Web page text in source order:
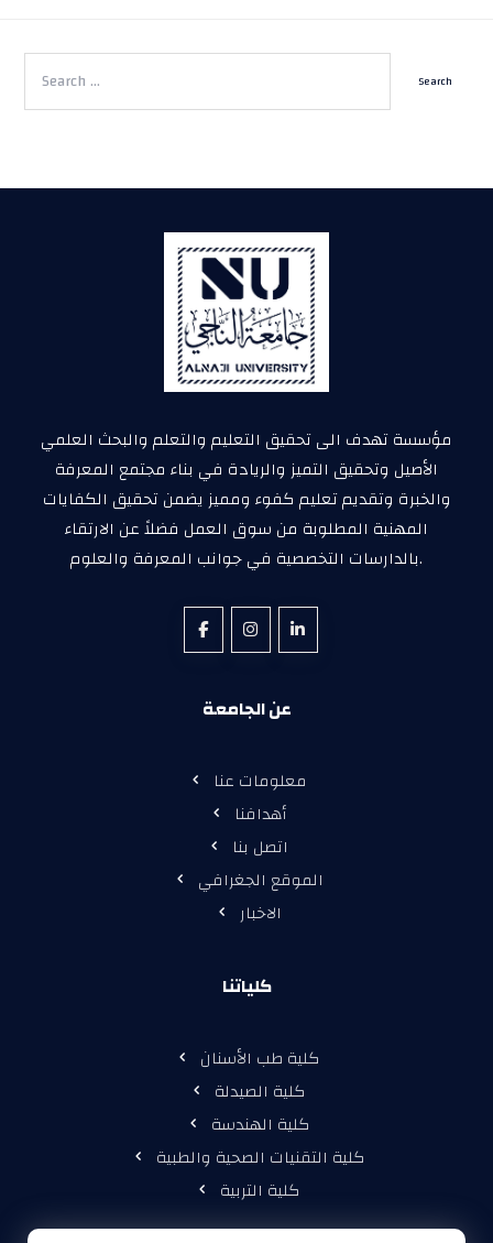
مؤسسة تهدف الى تحقيق التعليم والتعلم والبحث العلمي
الأصيل وتحقيق التميز والريادة في بناء مجتمع المعرفة
والخبرة وتقديم تعليم كفوء ومميز يضمن تحقيق الكفايات
المهنية المطلوبة من سوق العمل فضلاً عن الارتقاء
بالدارسات التخصصية في جوانب المعرفة والعلوم.
عن الجامعة
معلومات عنا
أهدافنا
اتصل بنا
الموقع الجغرافي
الاخبار
كلياتنا
كلية طب الأسنان
كلية الصيدلة
كلية الهندسة
كلية التقنيات الصحية والطبية
كلية التربية